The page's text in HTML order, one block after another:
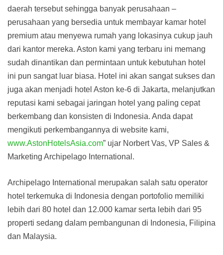
daerah tersebut sehingga banyak perusahaan –
perusahaan yang bersedia untuk membayar kamar hotel
premium atau menyewa rumah yang lokasinya cukup jauh
dari kantor mereka. Aston kami yang terbaru ini memang
sudah dinantikan dan permintaan untuk kebutuhan hotel
ini pun sangat luar biasa. Hotel ini akan sangat sukses dan
juga akan menjadi hotel Aston ke-6 di Jakarta, melanjutkan
reputasi kami sebagai jaringan hotel yang paling cepat
berkembang dan konsisten di Indonesia. Anda dapat
mengikuti perkembangannya di website kami,
www.AstonHotelsAsia.com” ujar Norbert Vas, VP Sales &
Marketing Archipelago International.
Archipelago International merupakan salah satu operator
hotel terkemuka di Indonesia dengan portofolio memiliki
lebih dari 80 hotel dan 12.000 kamar serta lebih dari 95
properti sedang dalam pembangunan di Indonesia, Filipina
dan Malaysia.